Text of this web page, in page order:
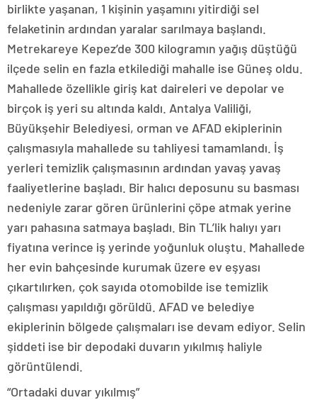
birlikte yaşanan, 1 kişinin yaşamını yitirdiği sel
felaketinin ardından yaralar sarılmaya başlandı.
Metrekareye Kepez’de 300 kilogramın yağış düştüğü
ilçede selin en fazla etkilediği mahalle ise Güneş oldu.
Mahallede özellikle giriş kat daireleri ve depolar ve
birçok iş yeri su altında kaldı. Antalya Valiliği,
Büyükşehir Belediyesi, orman ve AFAD ekiplerinin
çalışmasıyla mahallede su tahliyesi tamamlandı. İş
yerleri temizlik çalışmasının ardından yavaş yavaş
faaliyetlerine başladı. Bir halıcı deposunu su basması
nedeniyle zarar gören ürünlerini çöpe atmak yerine
yarı pahasına satmaya başladı. Bin TL’lik halıyı yarı
fiyatına verince iş yerinde yoğunluk oluştu. Mahallede
her evin bahçesinde kurumak üzere ev eşyası
çıkartılırken, çok sayıda otomobilde ise temizlik
çalışması yapıldığı görüldü. AFAD ve belediye
ekiplerinin bölgede çalışmaları ise devam ediyor. Selin
şiddeti ise bir depodaki duvarın yıkılmış haliyle
görüntülendi.
“Ortadaki duvar yıkılmış”